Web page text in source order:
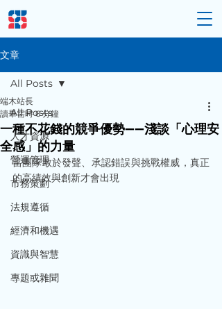
文章
All Posts
人才資源
營運管理
市務策劃
法規遵循
經濟和機遇
資識與智慧
專題或雜聞
All Posts
一種不花錢的競爭優勢——淺談「心理安
全感」的力量
端木站長
讀畢需時 6 分鐘
當團隊敢於發聲、承認錯誤與挑戰權威，真正
的高績效與創新才會出現